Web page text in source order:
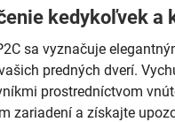
kedykoľvek a
sa vyznačuje
predných dverí.
prostredníctvom
zariadení a získajte